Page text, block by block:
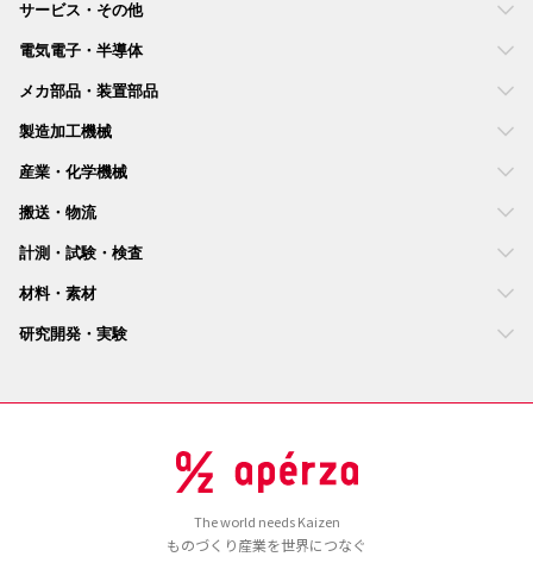
サービス・その他
電気電子・半導体
メカ部品・装置部品
製造加工機械
産業・化学機械
搬送・物流
計測・試験・検査
材料・素材
研究開発・実験
The world needs Kaizen
ものづくり産業を世界につなぐ